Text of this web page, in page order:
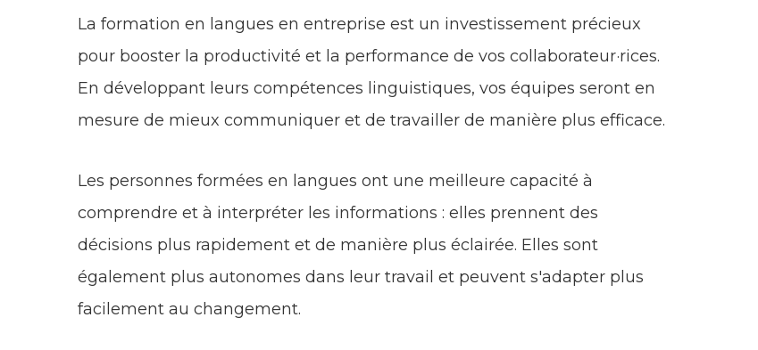
La formation en langues en entreprise est un investissement précieux
pour booster la productivité et la performance de vos collaborateur·rices.
En développant leurs compétences linguistiques, vos équipes seront en
mesure de mieux communiquer et de travailler de manière plus efficace.
Les personnes formées en langues ont une meilleure capacité à
comprendre et à interpréter les informations : elles prennent des
décisions plus rapidement et de manière plus éclairée. Elles sont
également plus autonomes dans leur travail et peuvent s'adapter plus
facilement au changement.